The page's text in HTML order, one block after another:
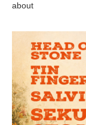
about